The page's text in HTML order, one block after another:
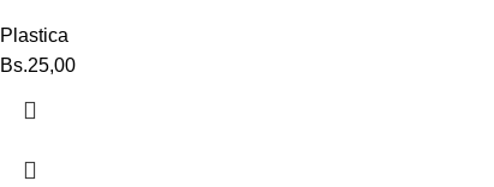
Plastica
Bs.25,00